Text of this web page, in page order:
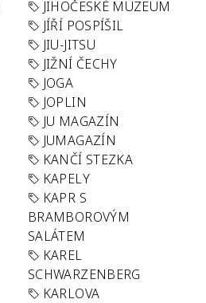
JIHOČESKÉ MUZEUM
JÍŘÍ POSPÍŠIL
JIU-JITSU
JIŽNÍ ČECHY
JOGA
JOPLIN
JU MAGAZÍN
JUMAGAZÍN
KANČÍ STEZKA
KAPELY
KAPR S
BRAMBOROVÝM
SALÁTEM
KAREL
SCHWARZENBERG
KARLOVA